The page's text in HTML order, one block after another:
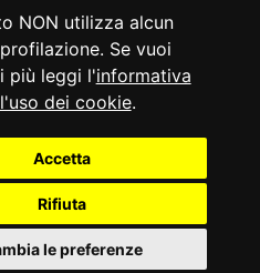
NON utilizza alcun
Se vuoi
più leggi l'informativa
dei cookie.
Accetta
Rifiuta
le preferenze
|glossario
policy
|feedback
Realizzato da